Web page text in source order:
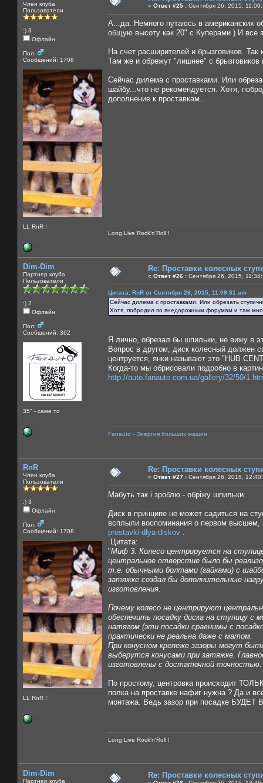
Член клуба
Пользователи
:) 3
Офлайн
Пол:
Сообщений: 1708
LL RnR !
« Ответ #25 : Сентября 26, 2015,
А...да. Немного путаюсь в американских
общую высоту как 20" с Куперами ) И все
На счет расширителей и брызговиков.
Там же и обрежут "лишнее" с брызговиков
Сейчас дилема с проставками. Или
шайбу...что не рекомендуется. Хотя,
дополнение к проставкам...
Long Live Rock'n'Roll !
Dim-Dim
Партнер клуба
Пользователи
:) 2
Офлайн
Пол:
Сообщений: 362
35" - саме то
Re: Проставки колесных
« Ответ #26 : Сентября 26, 2015,
Цитата: RnR от Сентября 26, 2015, 11:09:31 am
Сейчас дилема с проставками. Или обрезать
Хотя, побродил по внедорожным форумам и там
Я лично, обрезал бы шпильки, не вижу в
Вопрос в другом, диск колесный должен
центруется, янки называют это "HUB
Когда-то мы обрисовали подробно в
http://auto.fanauto.com.ua/gallery/32/50/
Fanauto - Энергия больших машин
RnR
Член клуба
Пользователи
:) 3
Офлайн
Пол:
Сообщений: 1708
LL RnR !
Re: Проставки колесных
« Ответ #27 : Сентября 26, 2015,
Мабуть так і зроблю - обріжу шпильки.
Диск в принципе не может садиться на
всплыли воспоминания о первом
prostavki-dlya-diskov
Цитата:
"Миф 3. Колесо центрируется на
центральное отверстие было бы
т.е. обычными болтами (гайками) с
затяжке создал бы дополнительные
изготовления.
Почему колесо не центрируют
обеспечить посадку диска на ступицу с
натягом (эти посадки сравнимы с
практически не реальна даже с матом.
При конусном крепеже зазоры могут
выберутся конусами при затяжке.
изготовлены с достаточной точностью.
По простому, центровка происходит
полка на проставке нафиг нужна ? Да и
монтажа. Ведь зазор при посадке БУДЕТ
Long Live Rock'n'Roll !
Dim-Dim
Партнер клуба
Re: Проставки колесных